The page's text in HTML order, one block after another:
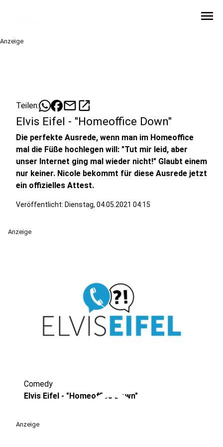
menu
Anzeige
Teilen: mailopen_in_new
Elvis Eifel - "Homeoffice Down"
Die perfekte Ausrede, wenn man im Homeoffice
mal die Füße hochlegen will: "Tut mir leid, aber
unser Internet ging mal wieder nicht!" Glaubt einem
nur keiner. Nicole bekommt für diese Ausrede jetzt
ein offizielles Attest.
Veröffentlicht: Dienstag, 04.05.2021 04:15
Anzeige
play_circle
Comedy
Elvis Eifel - "Homeoffice Down"
Anzeige